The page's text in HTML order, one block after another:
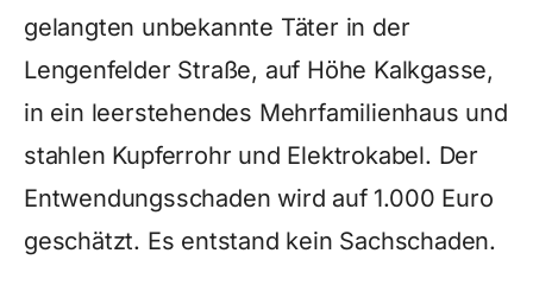
gelangten unbekannte Täter in der
Lengenfelder Straße, auf Höhe Kalkgasse,
in ein leerstehendes Mehrfamilienhaus und
stahlen Kupferrohr und Elektrokabel. Der
Entwendungsschaden wird auf 1.000 Euro
geschätzt. Es entstand kein Sachschaden.